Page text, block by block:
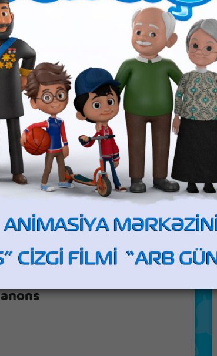
"Yaşıl ev" - Həftəiçi 5 gün
"ARB Günəş"də
anons